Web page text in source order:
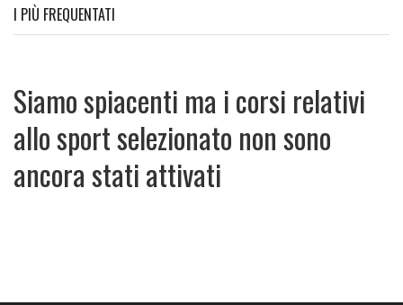
I PIÙ FREQUENTATI
Siamo spiacenti ma i corsi relativi
allo sport selezionato non sono
ancora stati attivati